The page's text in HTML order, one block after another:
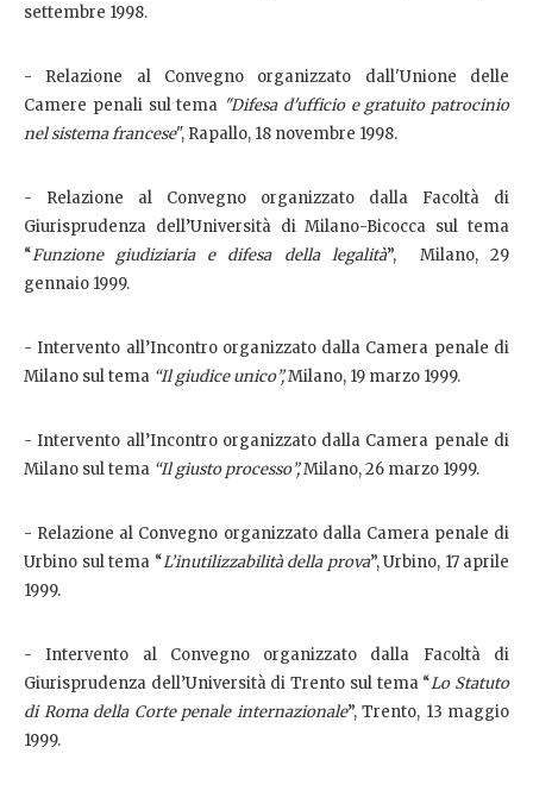
settembre 1998.
- Relazione al Convegno organizzato dall'Unione delle
Camere penali sul tema "Difesa d'ufficio e gratuito patrocinio
nel sistema francese", Rapallo, 18 novembre 1998.
- Relazione al Convegno organizzato dalla Facoltà di
Giurisprudenza dell’Università di Milano-Bicocca sul tema
“Funzione giudiziaria e difesa della legalità”, Milano, 29
gennaio 1999.
- Intervento all’Incontro organizzato dalla Camera penale di
Milano sul tema “Il giudice unico”,Milano, 19 marzo 1999.
- Intervento all’Incontro organizzato dalla Camera penale di
Milano sul tema “Il giusto processo”,Milano, 26 marzo 1999.
- Relazione al Convegno organizzato dalla Camera penale di
Urbino sul tema “L’inutilizzabilità della prova”, Urbino, 17 aprile
1999.
- Intervento al Convegno organizzato dalla Facoltà di
Giurisprudenza dell’Università di Trento sul tema “Lo Statuto
di Roma della Corte penale internazionale”, Trento, 13 maggio
1999.